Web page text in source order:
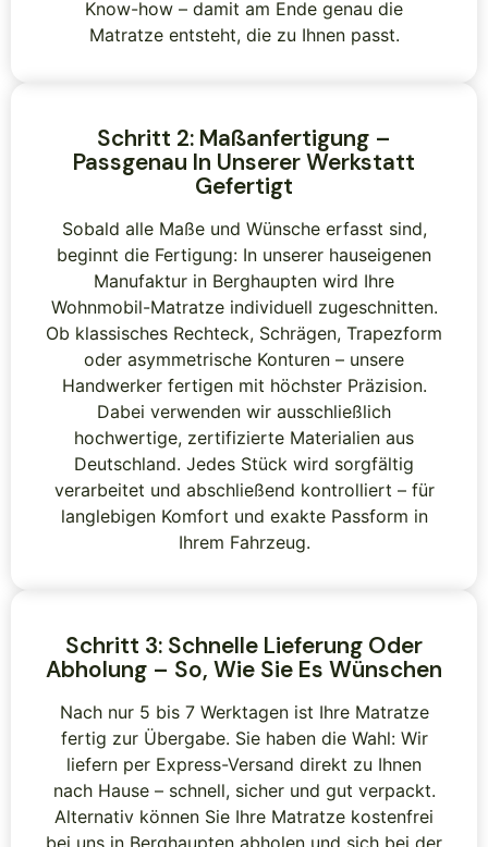
Know-how – damit am Ende genau die
Matratze entsteht, die zu Ihnen passt.
Schritt 2: Maßanfertigung –
Passgenau In Unserer Werkstatt
Gefertigt
Sobald alle Maße und Wünsche erfasst sind,
beginnt die Fertigung: In unserer hauseigenen
Manufaktur in Berghaupten wird Ihre
Wohnmobil-Matratze individuell zugeschnitten.
Ob klassisches Rechteck, Schrägen, Trapezform
oder asymmetrische Konturen – unsere
Handwerker fertigen mit höchster Präzision.
Dabei verwenden wir ausschließlich
hochwertige, zertifizierte Materialien aus
Deutschland. Jedes Stück wird sorgfältig
verarbeitet und abschließend kontrolliert – für
langlebigen Komfort und exakte Passform in
Ihrem Fahrzeug.
Schritt 3: Schnelle Lieferung Oder
Abholung – So, Wie Sie Es Wünschen
Nach nur 5 bis 7 Werktagen ist Ihre Matratze
fertig zur Übergabe. Sie haben die Wahl: Wir
liefern per Express-Versand direkt zu Ihnen
nach Hause – schnell, sicher und gut verpackt.
Alternativ können Sie Ihre Matratze kostenfrei